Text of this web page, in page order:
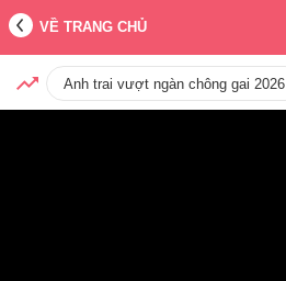
VỀ TRANG CHỦ
Anh trai vượt ngàn chông gai 2026